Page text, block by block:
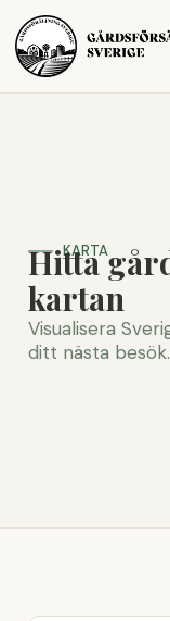
KARTA
Hitta
kartan
Visualisera
ditt nästa